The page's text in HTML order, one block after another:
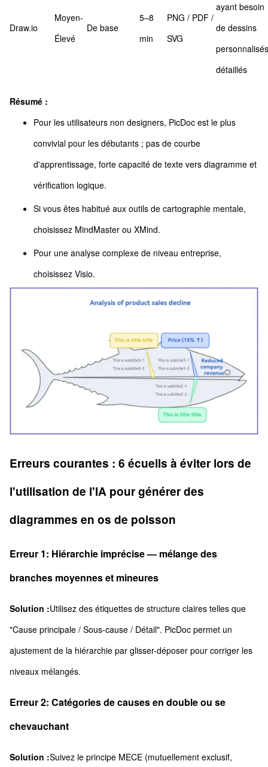
Draw.io
Moyen-
Élevé
De base
5–8
min
PNG / PDF /
SVG
ayant besoin
de dessins
personnalisés
détaillés
Résumé :
Pour les utilisateurs non designers, PicDoc est le plus
convivial pour les débutants ; pas de courbe
d'apprentissage, forte capacité de texte vers diagramme et
vérification logique.
Si vous êtes habitué aux outils de cartographie mentale,
choisissez MindMaster ou XMind.
Pour une analyse complexe de niveau entreprise,
choisissez Visio.
Erreurs courantes : 6 écueils à éviter lors de
l'utilisation de l'IA pour générer des
diagrammes en os de poisson
Erreur 1: Hiérarchie imprécise — mélange des
branches moyennes et mineures
Solution :Utilisez des étiquettes de structure claires telles que
"Cause principale / Sous-cause / Détail". PicDoc permet un
ajustement de la hiérarchie par glisser-déposer pour corriger les
niveaux mélangés.
Erreur 2: Catégories de causes en double ou se
chevauchant
Solution :Suivez le principe MECE (mutuellement exclusif,